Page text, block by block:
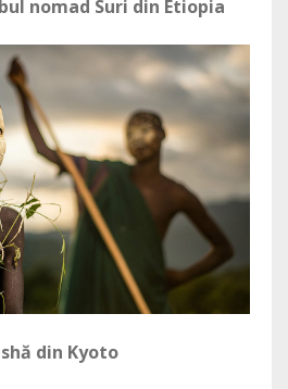
nomad Suri din Etiopia
din Kyoto